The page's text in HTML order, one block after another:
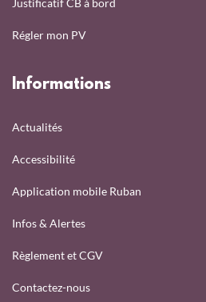
Justificatif CB à bord
Régler mon PV
Informations
Actualités
Accessibilité
Application mobile Ruban
Infos & Alertes
Règlement et CGV
Contactez-nous